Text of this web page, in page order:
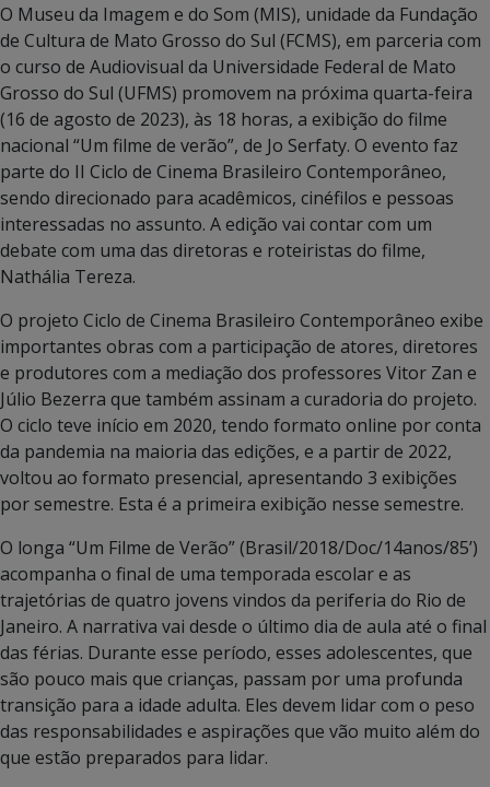
O Museu da Imagem e do Som (MIS), unidade da Fundação
de Cultura de Mato Grosso do Sul (FCMS), em parceria com
o curso de Audiovisual da Universidade Federal de Mato
Grosso do Sul (UFMS) promovem na próxima quarta-feira
(16 de agosto de 2023), às 18 horas, a exibição do filme
nacional “Um filme de verão”, de Jo Serfaty. O evento faz
parte do II Ciclo de Cinema Brasileiro Contemporâneo,
sendo direcionado para acadêmicos, cinéfilos e pessoas
interessadas no assunto. A edição vai contar com um
debate com uma das diretoras e roteiristas do filme,
Nathália Tereza.
O projeto Ciclo de Cinema Brasileiro Contemporâneo exibe
importantes obras com a participação de atores, diretores
e produtores com a mediação dos professores Vitor Zan e
Júlio Bezerra que também assinam a curadoria do projeto.
O ciclo teve início em 2020, tendo formato online por conta
da pandemia na maioria das edições, e a partir de 2022,
voltou ao formato presencial, apresentando 3 exibições
por semestre. Esta é a primeira exibição nesse semestre.
O longa “Um Filme de Verão” (Brasil/2018/Doc/14anos/85’)
acompanha o final de uma temporada escolar e as
trajetórias de quatro jovens vindos da periferia do Rio de
Janeiro. A narrativa vai desde o último dia de aula até o final
das férias. Durante esse período, esses adolescentes, que
são pouco mais que crianças, passam por uma profunda
transição para a idade adulta. Eles devem lidar com o peso
das responsabilidades e aspirações que vão muito além do
que estão preparados para lidar.